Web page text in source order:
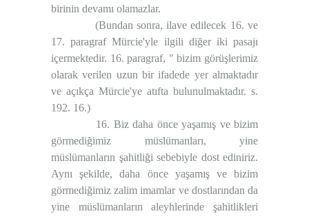
birinin devamı olamazlar.
(Bundan sonra, ilave edilecek 16. ve
17. paragraf Mürcie'yle ilgili diğer iki pasajı
içermektedir. 16. paragraf, " bizim görüşlerimiz
olarak verilen uzun bir ifadede yer almaktadır
ve açıkça Mürcie'ye atıfta bulunulmaktadır. s.
192. 16.)
16. Biz daha önce yaşamış ve bizim
görmediğimiz müslümanları, yine
müslümanların şahitliği sebebiyle dost ediniriz.
Aynı şekilde, daha önce yaşamış ve bizim
görmediğimiz zalim imamlar ve dostlarından da
yine müslümanların aleyhlerinde şahitlikleri